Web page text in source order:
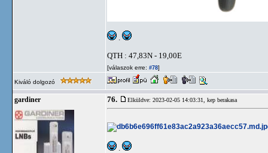
QTH : 47,83N - 19,00E
[válaszok erre: #78]
Kiváló dolgozó
gardiner 76. Elküldve: 2023-02-05 14:03:31, kep berakasa